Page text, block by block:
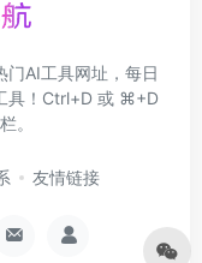
AI工具网址，每日
具！Ctrl+D 或 ⌘+D
。
友情链接